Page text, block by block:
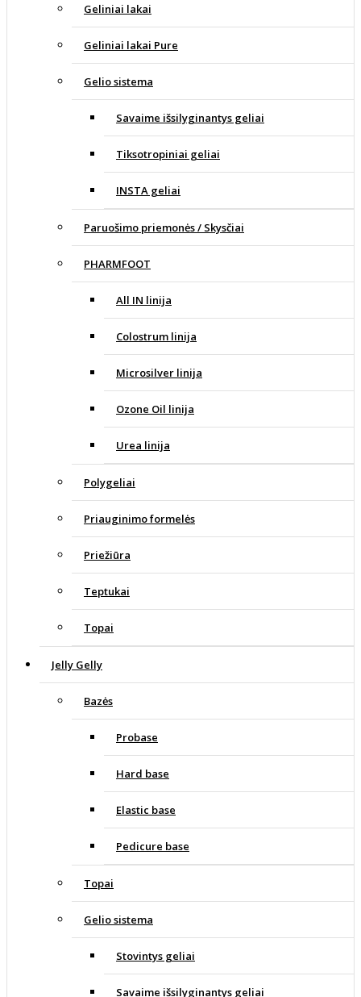
Geliniai lakai
Geliniai lakai Pure
Gelio sistema
Savaime išsilyginantys geliai
Tiksotropiniai geliai
INSTA geliai
Paruošimo priemonės / Skysčiai
PHARMFOOT
All IN linija
Colostrum linija
Microsilver linija
Ozone Oil linija
Urea linija
Polygeliai
Priauginimo formelės
Priežiūra
Teptukai
Topai
Jelly Gelly
Bazės
Probase
Hard base
Elastic base
Pedicure base
Topai
Gelio sistema
Stovintys geliai
Savaime išsilyginantys geliai